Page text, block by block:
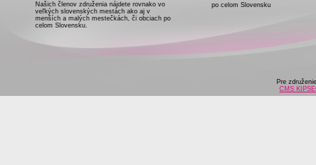
Našich členov združenia nájdete rovnako vo
veľkých slovenských mestách ako aj v
menších a malých mestečkách, či obciach po
celom Slovensku.
po celom Slovensku
Pre
CMS